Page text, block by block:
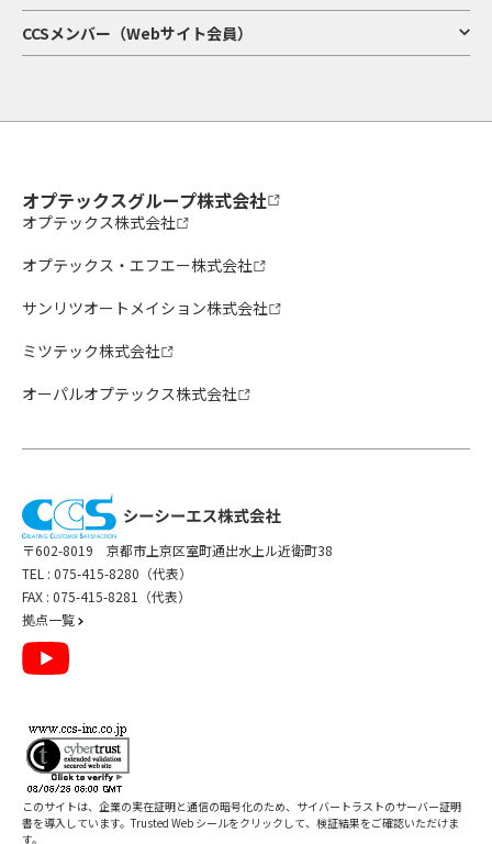
CCSメンバー（Webサイト会員）
オプテックスグループ株式会社
オプテックス株式会社
オプテックス・エフエー株式会社
サンリツオートメイション株式会社
ミツテック株式会社
オーパルオプテックス株式会社
〒602-8019 京都市上京区室町通出水上ル近衛町38
TEL : 075-415-8280（代表）
FAX : 075-415-8281（代表）
拠点一覧
このサイトは、企業の実在証明と通信の暗号化のため、サイバートラストのサーバー証明
書を導入しています。Trusted Web シールをクリックして、検証結果をご確認いただけま
す。